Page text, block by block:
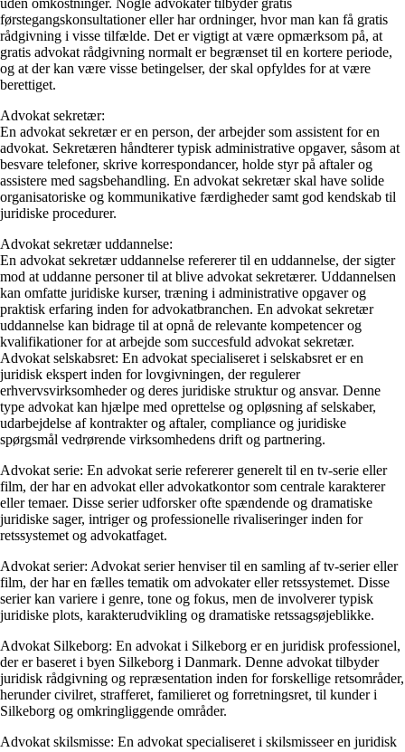
førstegangskonsultationer eller har ordninger, hvor man kan få gratis
rådgivning i visse tilfælde. Det er vigtigt at være opmærksom på, at
gratis advokat rådgivning normalt er begrænset til en kortere periode,
og at der kan være visse betingelser, der skal opfyldes for at være
berettiget.
Advokat sekretær:
En advokat sekretær er en person, der arbejder som assistent for en
advokat. Sekretæren håndterer typisk administrative opgaver, såsom at
besvare telefoner, skrive korrespondancer, holde styr på aftaler og
assistere med sagsbehandling. En advokat sekretær skal have solide
organisatoriske og kommunikative færdigheder samt god kendskab til
juridiske procedurer.
Advokat sekretær uddannelse:
En advokat sekretær uddannelse refererer til en uddannelse, der sigter
mod at uddanne personer til at blive advokat sekretærer. Uddannelsen
kan omfatte juridiske kurser, træning i administrative opgaver og
praktisk erfaring inden for advokatbranchen. En advokat sekretær
uddannelse kan bidrage til at opnå de relevante kompetencer og
kvalifikationer for at arbejde som succesfuld advokat sekretær.
Advokat selskabsret: En advokat specialiseret i selskabsret er en
juridisk ekspert inden for lovgivningen, der regulerer
erhvervsvirksomheder og deres juridiske struktur og ansvar. Denne
type advokat kan hjælpe med oprettelse og opløsning af selskaber,
udarbejdelse af kontrakter og aftaler, compliance og juridiske
spørgsmål vedrørende virksomhedens drift og partnering.
Advokat serie: En advokat serie refererer generelt til en tv-serie eller
film, der har en advokat eller advokatkontor som centrale karakterer
eller temaer. Disse serier udforsker ofte spændende og dramatiske
juridiske sager, intriger og professionelle rivaliseringer inden for
retssystemet og advokatfaget.
Advokat serier: Advokat serier henviser til en samling af tv-serier eller
film, der har en fælles tematik om advokater eller retssystemet. Disse
serier kan variere i genre, tone og fokus, men de involverer typisk
juridiske plots, karakterudvikling og dramatiske retssagsøjeblikke.
Advokat Silkeborg: En advokat i Silkeborg er en juridisk professionel,
der er baseret i byen Silkeborg i Danmark. Denne advokat tilbyder
juridisk rådgivning og repræsentation inden for forskellige retsområder,
herunder civilret, strafferet, familieret og forretningsret, til kunder i
Silkeborg og omkringliggende områder.
Advokat skilsmisse: En advokat specialiseret i skilsmisseer en juridisk